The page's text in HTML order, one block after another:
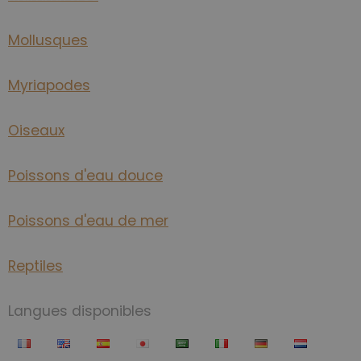
Mollusques
Myriapodes
Oiseaux
Poissons d'eau douce
Poissons d'eau de mer
Reptiles
Langues disponibles